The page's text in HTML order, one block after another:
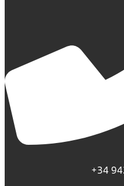
+34